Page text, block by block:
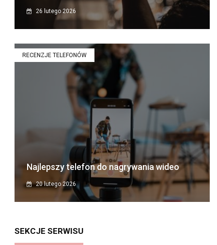
26 lutego 2026
RECENZJE TELEFONÓW
Najlepszy telefon do nagrywania wideo
20 lutego 2026
SEKCJE SERWISU